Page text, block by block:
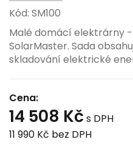
Kód: SM100
Malé domácí elektrárny
SolarMaster. Sada
skladování elektrické
Cena:
14 508 Kč s DPH
11 990 Kč bez DPH